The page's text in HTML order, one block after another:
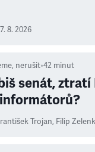
7. 8. 2026
nerušit•42 minut
senát, ztratí
Trojan, Filip